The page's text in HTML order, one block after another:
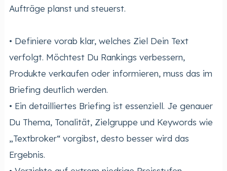
Aufträge planst und steuerst.
• Definiere vorab klar, welches Ziel Dein Text
verfolgt. Möchtest Du Rankings verbessern,
Produkte verkaufen oder informieren, muss das im
Briefing deutlich werden.
• Ein detailliertes Briefing ist essenziell. Je genauer
Du Thema, Tonalität, Zielgruppe und Keywords wie
„Textbroker“ vorgibst, desto besser wird das
Ergebnis.